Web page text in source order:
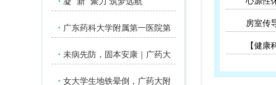
房室传
【健康
· 广东药科大学附属第一医院第
· 未病先防，固本安康｜广药大
· 女大学生地铁晕倒，广药大附